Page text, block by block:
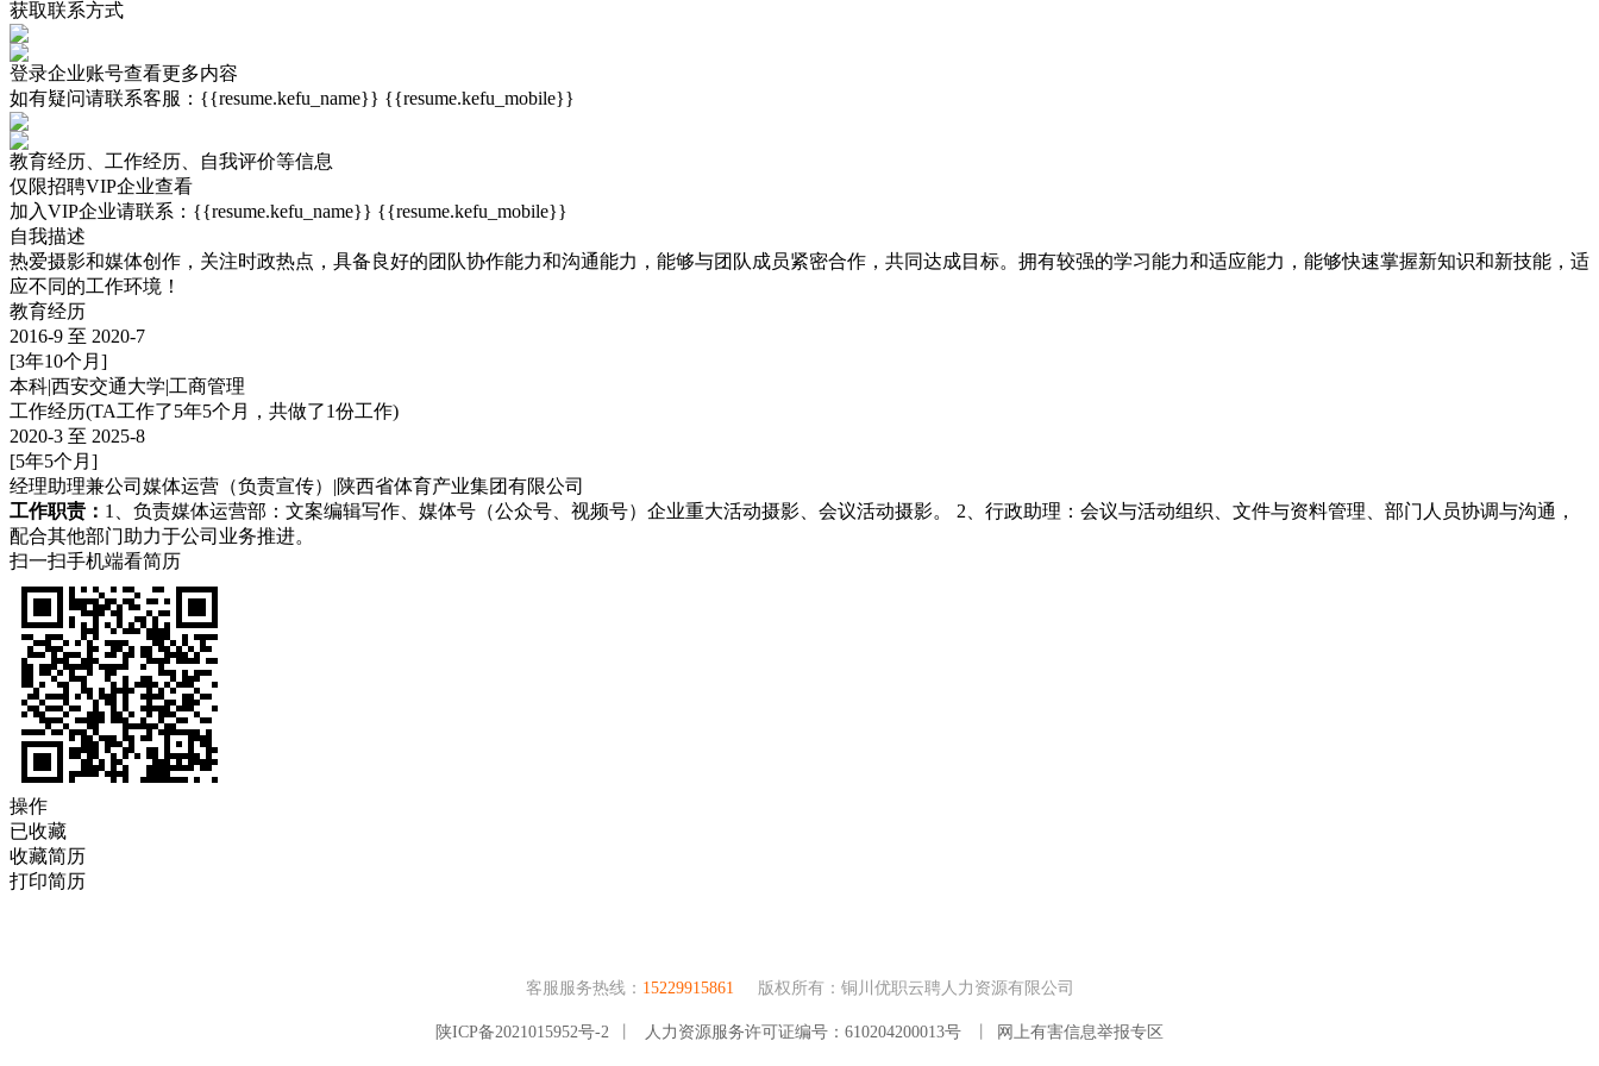
获取联系方式
登录企业账号查看更多内容
如有疑问请联系客服：{{resume.kefu_name}} {{resume.kefu_mobile}}
教育经历、工作经历、自我评价等信息
仅限招聘VIP企业查看
加入VIP企业请联系：{{resume.kefu_name}} {{resume.kefu_mobile}}
自我描述
热爱摄影和媒体创作，关注时政热点，具备良好的团队协作能力和沟通能力，能够与团队成员紧密合作，共同达成目标。拥有较强的学习能力和适应能力，能够快速掌握新知识和新技能，适
应不同的工作环境！
教育经历
2016-9 至 2020-7
[3年10个月]
本科|西安交通大学|工商管理
工作经历(TA工作了5年5个月，共做了1份工作)
2020-3 至 2025-8
[5年5个月]
经理助理兼公司媒体运营（负责宣传） |陕西省体育产业集团有限公司
工作职责： 1、负责媒体运营部：文案编辑写作、媒体号（公众号、视频号）企业重大活动摄影、会议活动摄影。 2、行政助理：会议与活动组织、文件与资料管理、部门人员协调与沟通，
配合其他部门助力于公司业务推进。
扫一扫手机端看简历
操作
已收藏
收藏简历
打印简历
客服服务热线： 15229915861 版权所有：铜川优职云聘人力资源有限公司
陕ICP备2021015952号-2 人力资源服务许可证编号：610204200013号 网上有害信息举报专区